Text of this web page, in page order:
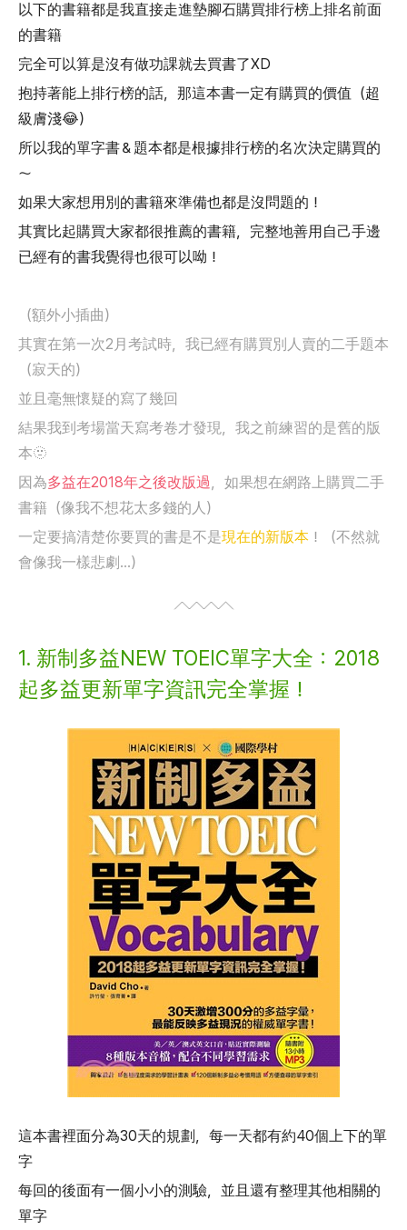
以下的書籍都是我直接走進墊腳石購買排行榜上排名前面
的書籍
完全可以算是沒有做功課就去買書了XD
抱持著能上排行榜的話，那這本書一定有購買的價值（超
級膚淺😂）
所以我的單字書＆題本都是根據排行榜的名次決定購買的
～
如果大家想用別的書籍來準備也都是沒問題的！
其實比起購買大家都很推薦的書籍，完整地善用自己手邊
已經有的書我覺得也很可以呦！
（額外小插曲）
其實在第一次2月考試時，我已經有購買別人賣的二手題本
（寂天的）
並且毫無懷疑的寫了幾回
結果我到考場當天寫考卷才發現，我之前練習的是舊的版
本🫥
因為多益在2018年之後改版過，如果想在網路上購買二手
書籍（像我不想花太多錢的人）
一定要搞清楚你要買的書是不是現在的新版本 ！（不然就
會像我一樣悲劇…）
1. 新制多益NEW TOEIC單字大全：2018
起多益更新單字資訊完全掌握！
這本書裡面分為30天的規劃，每一天都有約40個上下的單
字
每回的後面有一個小小的測驗，並且還有整理其他相關的
單字